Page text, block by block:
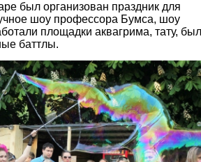
был организован праздник для
шоу профессора Бумса, шоу
площадки аквагрима, тату,
баттлы.